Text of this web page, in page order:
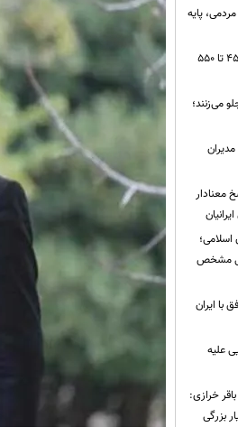
پایه
قیمت‌ برنج ایرانی همچنان در کانال ۴۵۰ تا ۵۵۰
می‌زنند؛
معنادار
مشخص
ایران
علیه
خرازی:
بزرگی